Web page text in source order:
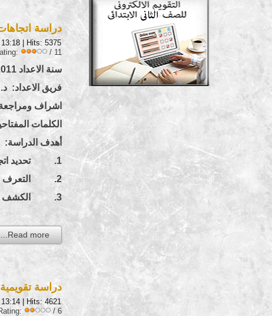
دراسة
| Hits: 5375
/ 11
سنة الاعداد 2011
فريق الاعداد:
اشراف ومراجعة
الكلمات
أهدف الدراسة:
1. تحديد اتجاهات الطلاب والمعلمين واولياء المور نحو الغش فى الامتحانات.
2. التعرف على الاسباب التى يقدمها المعلمين واولياء المور للغش فى الامتحانات.
3. الكشف عن الوسائل التى يستخدمها الطلاب فى مواقف الغش.
Read more...
دراسة تقويمية
| Hits: 4621
/ 6